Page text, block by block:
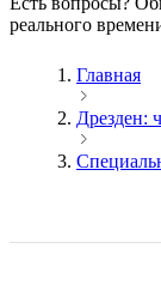
реального
Главная
Дрезден: